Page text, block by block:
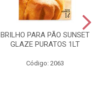
BRILHO PARA PÃO SUNSET
GLAZE PURATOS 1LT
Código: 2063